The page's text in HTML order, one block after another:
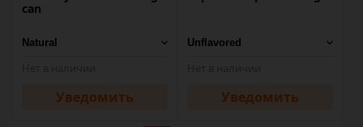
can
Уведомить Уведомить